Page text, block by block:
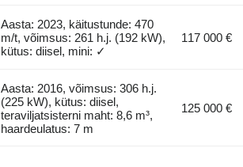
Aasta: 2023, käitustunde: 470
m/t, võimsus: 261 h.j. (192 kW),
kütus: diisel, mini: ✓
117 000 €
Aasta: 2016, võimsus: 306 h.j.
(225 kW), kütus: diisel,
teraviljatsisterni maht: 8,6 m³,
haardeulatus: 7 m
125 000 €